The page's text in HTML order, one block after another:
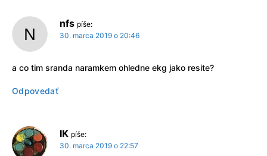
nfs píše:
30. marca 2019 o 20:46
a co tim sranda naramkem ohledne ekg jako resite?
Odpovedať
IK píše:
30. marca 2019 o 22:57